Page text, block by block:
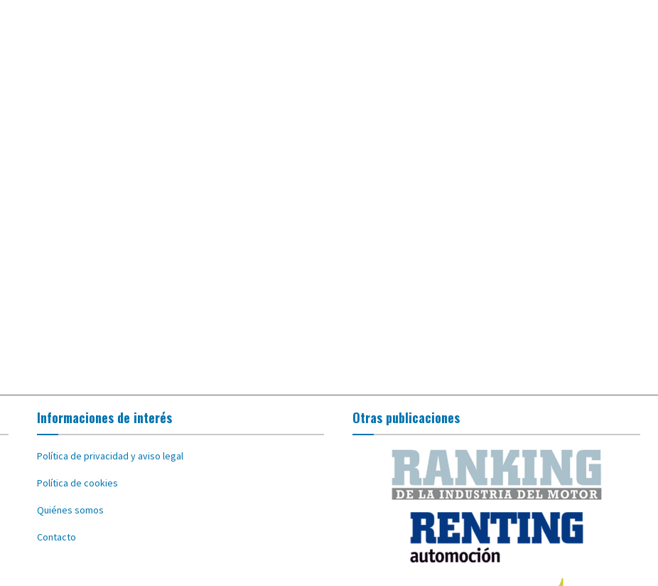
Informaciones de interés
Política de privacidad y aviso legal
Política de cookies
Quiénes somos
Contacto
Otras publicaciones